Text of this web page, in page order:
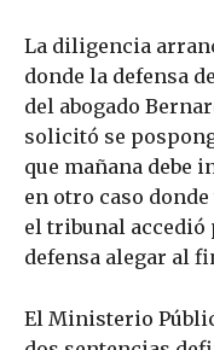
La diligencia
donde la defensa
del abogado
solicitó se
que mañana debe
en otro caso
el tribunal accedió
defensa alegar al
El Ministerio